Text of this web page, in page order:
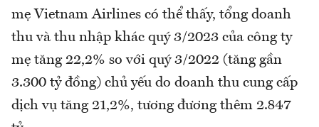
mẹ Vietnam Airlines có thể thấy, tổng doanh
thu và thu nhập khác quý 3/2023 của công ty
mẹ tăng 22,2% so với quý 3/2022 (tăng gần
3.300 tỷ đồng) chủ yếu do doanh thu cung cấp
dịch vụ tăng 21,2%, tương đương thêm 2.847